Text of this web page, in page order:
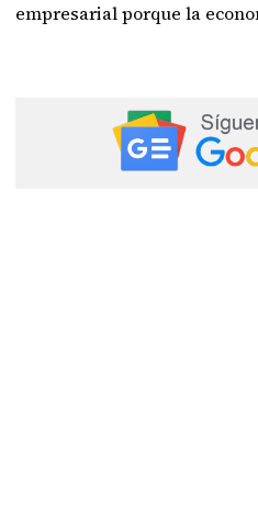
empresarial porque la